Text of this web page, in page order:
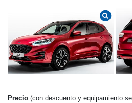
Precio (con descuento y equipamiento